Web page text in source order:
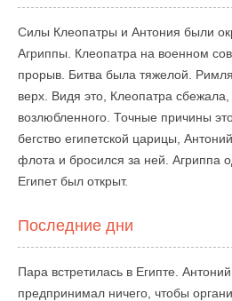
Силы Клеопатры и Антония были
Агриппы. Клеопатра на военном
прорыв. Битва была тяжелой.
верх. Видя это, Клеопатра сбежала,
возлюбленного. Точные причины
бегство египетской царицы,
флота и бросился за ней. Агриппа
Египет был открыт.
Последние дни
Пара встретилась в Египте.
предпринимал ничего, чтобы